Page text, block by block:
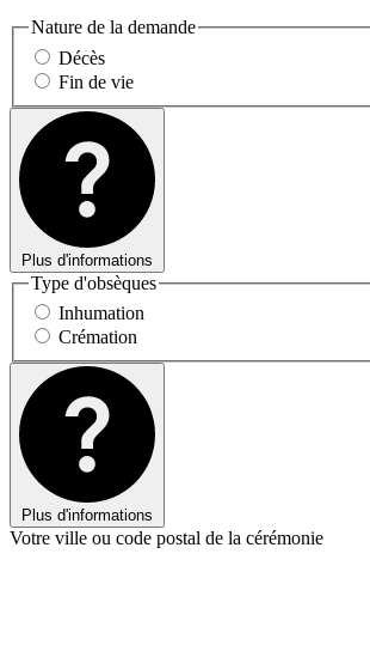
Nature de la demande
Décès
Fin de vie
Plus d'informations
Type d'obsèques
Inhumation
Crémation
Plus d'informations
Votre ville ou code postal de la cérémonie